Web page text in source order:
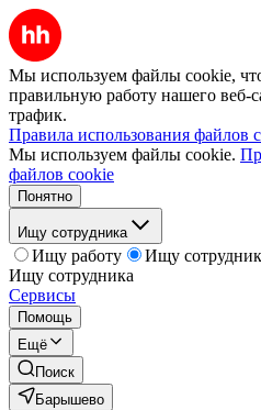
Мы используем файлы cookie,
правильную работу нашего веб-
трафик.
Правила использования файлов
Мы используем файлы cookie.
файлов cookie
Понятно
Ищу сотрудника
Ищу работу
Ищу
Ищу сотрудника
Сервисы
Помощь
Ещё
Поиск
Барышево